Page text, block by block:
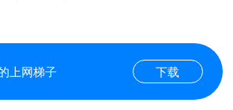
上网梯子 下载